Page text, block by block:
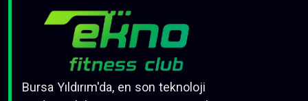
Bursa Yıldırım'da, en son teknoloji